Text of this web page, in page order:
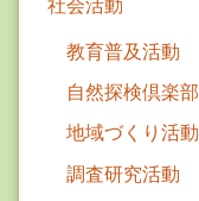
教育普及活動
自然探検倶楽部
地域づくり活動
調査研究活動